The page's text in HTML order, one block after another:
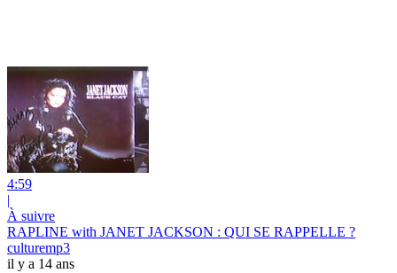
4:59
|
À suivre
RAPLINE with JANET JACKSON : QUI SE RAPPELLE ?
culturemp3
il y a 14 ans